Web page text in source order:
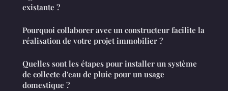
existante ?
Pourquoi collaborer avec un constructeur facilite la
réalisation de votre projet immobilier ?
Quelles sont les étapes pour installer un système
de collecte d'eau de pluie pour un usage
domestique ?